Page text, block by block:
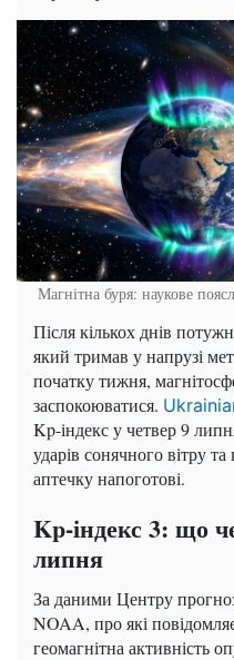
Магнітна буря: наукове
Після кількох днів
який тримав у напрузі
початку тижня,
заспокоюватися.
Kp-індекс у четвер 9
ударів сонячного вітру
аптечку напоготові.
Kp-індекс 3: що
липня
За даними Центру
NOAA, про які
геомагнітна активність